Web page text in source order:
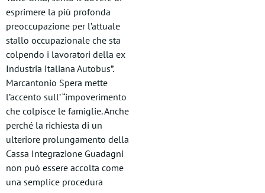
esprimere la più profonda
preoccupazione per l’attuale
stallo occupazionale che sta
colpendo i lavoratori della ex
Industria Italiana Autobus”.
Marcantonio Spera mette
l’accento sull’ “impoverimento
che colpisce le famiglie. Anche
perché la richiesta di un
ulteriore prolungamento della
Cassa Integrazione Guadagni
non può essere accolta come
una semplice procedura